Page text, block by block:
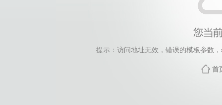
提示：访问地址无效，错误的模板参数
首